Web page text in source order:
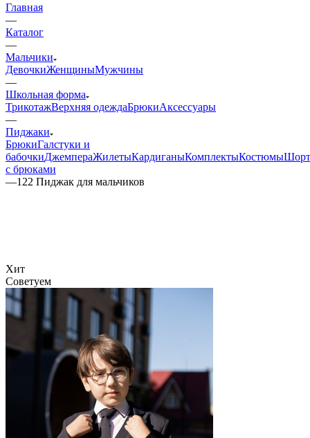
Главная
—
Каталог
—
Мальчики
ДевочкиЖенщиныМужчины
—
Школьная форма
ТрикотажВерхняя одеждаБрюкиАксессуары
—
Пиджаки
БрюкиГалстуки и
бабочкиДжемпераЖилетыКардиганыКомплектыКостюмы
с брюками
—122 Пиджак для мальчиков
Хит
Советуем